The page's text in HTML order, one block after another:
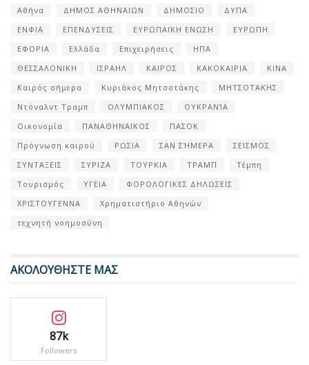
Αθήνα
ΔΗΜΟΣ ΑΘΗΝΑΙΩΝ ΔΗΜΟΣΙΟ
ΔΥΠΑ
ΕΝΦΙΑ
ΕΠΕΝΔΥΣΕΙΣ ΕΥΡΩΠΑΪΚΗ ΕΝΩΣΗ
ΕΥΡΩΠΗ
ΕΦΟΡΙΑ
Ελλάδα Επιχειρήσεις
ΗΠΑ
ΘΕΣΣΑΛΟΝΙΚΗ
ΙΣΡΑΗΛ ΚΑΙΡΟΣ ΚΑΚΟΚΑΙΡΙΑ
ΚΙΝΑ
Καιρός σήμερα
Κυριάκος Μητσοτάκης
ΜΗΤΣΟΤΑΚΗΣ
Ντόναλντ Τραμπ
ΟΛΥΜΠΙΑΚΟΣ
ΟΥΚΡΑΝΊΑ
Οικονομία
ΠΑΝΑΘΗΝΑΙΚΟΣ
ΠΑΣΟΚ
Πρόγνωση καιρού
ΡΩΣΙΑ ΣΑΝ ΣΉΜΕΡΑ
ΣΕΙΣΜΟΣ
ΣΥΝΤΑΞΕΙΣ
ΣΥΡΙΖΑ ΤΟΥΡΚΙΑ ΤΡΑΜΠ
Τέμπη
Τουρισμός
ΥΓΕΙΑ
ΦΟΡΟΛΟΓΙΚΕΣ ΔΗΛΩΣΕΙΣ
ΧΡΙΣΤΟΥΓΕΝΝΑ
Χρηματιστήριο Αθηνών
τεχνητή νοημοσύνη
ΑΚΟΛΟΥΘΗΣΤΕ ΜΑΣ
87k
Followers